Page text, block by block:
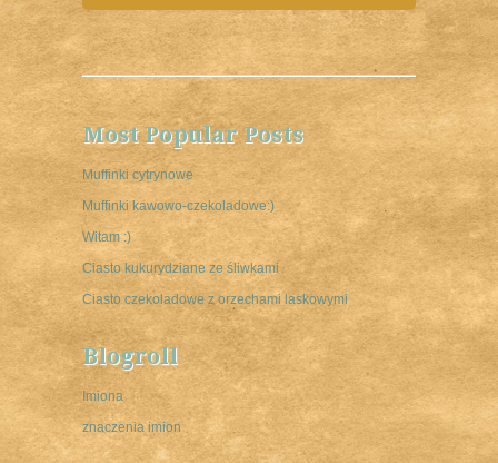
Most Popular Posts
Muffinki cytrynowe
Muffinki kawowo-czekoladowe:)
Witam :)
Ciasto kukurydziane ze śliwkami
Ciasto czekoladowe z orzechami laskowymi
Blogroll
Imiona
znaczenia imion